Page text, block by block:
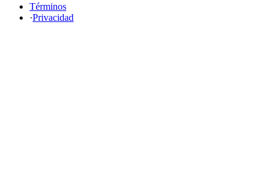
Términos
·Privacidad